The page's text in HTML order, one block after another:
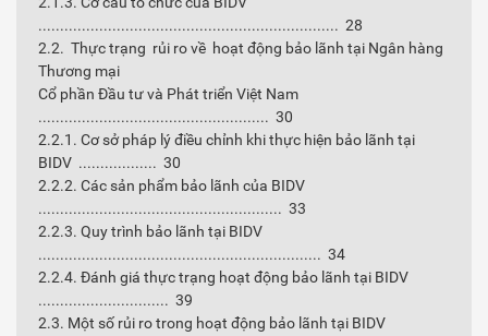
..................................................................... 28
2.2. Thực trạng rủi ro về hoạt động bảo lãnh tại Ngân hàng
Thương mại
Cổ phần Đầu tư và Phát triển Việt Nam
..................................................... 30
2.2.1. Cơ sở pháp lý điều chỉnh khi thực hiện bảo lãnh tại
BIDV .................. 30
2.2.2. Các sản phẩm bảo lãnh của BIDV
........................................................ 33
2.2.3. Quy trình bảo lãnh tại BIDV
................................................................. 34
2.2.4. Đánh giá thực trạng hoạt động bảo lãnh tại BIDV
.............................. 39
2.3. Một số rủi ro trong hoạt động bảo lãnh tại BIDV